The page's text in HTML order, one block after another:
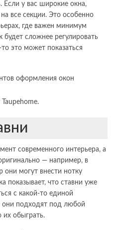
Если у вас широкие окна,
все секции. Это особенно
где важен минимум
будет сложнее регулировать
это может показаться
современного интерьера, а
— например, в
они могут внести нотку
показывает, что ставни уже
с какой-то единой
они подходят под любой
их обыграть.